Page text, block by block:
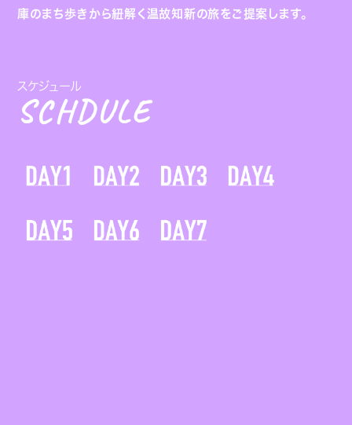
庫のまち歩きから紐解く温故知新の旅をご提案します。
スケジュール
SCHDULE